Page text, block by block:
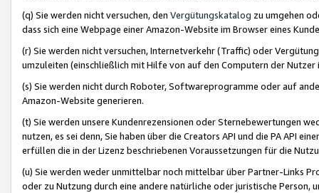
(q) Sie werden nicht versuchen, den Vergütungskatalog zu umgehen
dass sich eine Webpage einer Amazon-Website im Browser eines
(r) Sie werden nicht versuchen, Internetverkehr (Traffic) oder
umzuleiten (einschließlich mit Hilfe von auf den Computern der
(s) Sie werden nicht durch Roboter, Softwareprogramme oder auf
Amazon-Website generieren.
(t) Sie werden unsere Kundenrezensionen oder Sternebewertungen
nutzen, es sei denn, Sie haben über die Creators API und die PA API
erfüllen die in der Lizenz beschriebenen Voraussetzungen für die
(u) Sie werden weder unmittelbar noch mittelbar über Partner-Links
oder zu Nutzung durch eine andere natürliche oder juristische